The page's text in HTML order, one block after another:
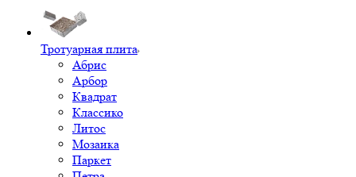
Тротуарная плита
Абрис
Арбор
Квадрат
Классико
Литос
Мозаика
Паркет